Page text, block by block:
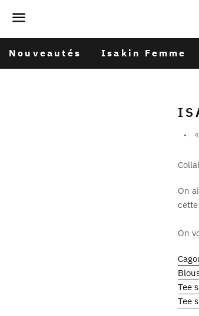
Menu
Nouveautés Isakin Femme
On
On
Tee
Tee